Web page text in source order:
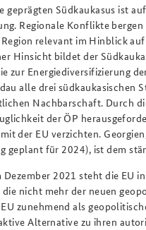
Südkaukasus ist
Regionale Konflikte
relevant im Hinblick
Hinsicht bildet der
zur Energiediversifizierung
alle drei
Nachbarschaft. Durch
der ÖP
der EU verzichten.
für 2024), ist dem
2021 steht die EU
nicht mehr der neuen
zunehmend als
Alternative zu ihren